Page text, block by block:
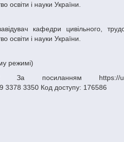
освіти і науки України.
освіти і науки України.
режимі)
https://
3378 3350 Код доступу: 176586